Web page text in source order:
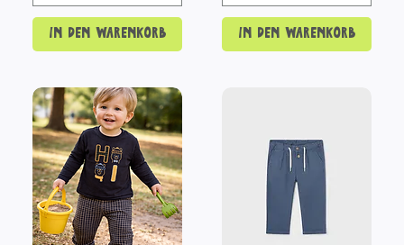
In den Warenkorb In den Warenkorb